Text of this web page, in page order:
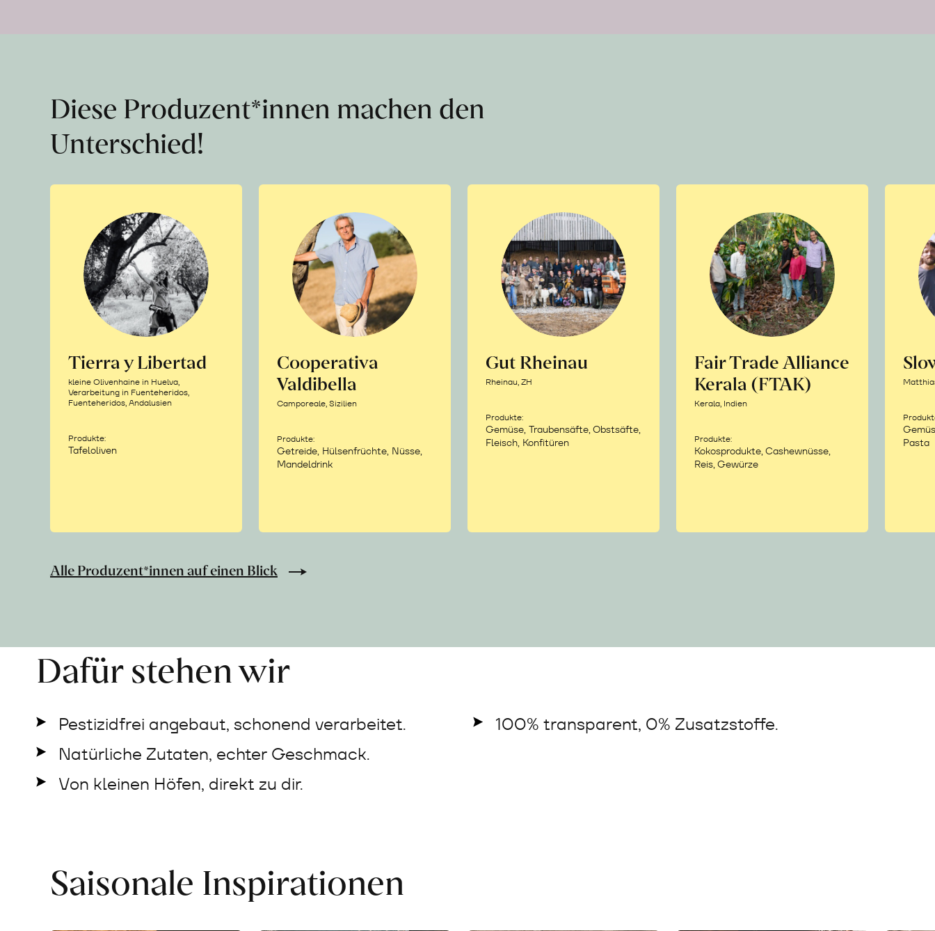
Diese Produzent*innen machen den
Unterschied!
Tierra y Libertad
kleine Olivenhaine in Huelva,
Verarbeitung in Fuenteheridos,
Fuenteheridos, Andalusien
Produkte:
Tafeloliven
Cooperativa
Valdibella
Camporeale, Sizilien
Produkte:
Getreide, Hülsenfrüchte, Nüsse,
Mandeldrink
Gut Rheinau
Rheinau, ZH
Produkte:
Gemüse, Traubensäfte, Obstsäfte,
Fleisch, Konfitüren
Fair Trade Alliance
Kerala (FTAK)
Kerala, Indien
Produkte:
Kokosprodukte, Cashewnüsse,
Reis, Gewürze
Pasta
Alle Produzent*innen auf einen Blick
Dafür stehen wir
Pestizidfrei angebaut, schonend verarbeitet.
Natürliche Zutaten, echter Geschmack.
Von kleinen Höfen, direkt zu dir.
100% transparent, 0% Zusatzstoffe.
Saisonale Inspirationen